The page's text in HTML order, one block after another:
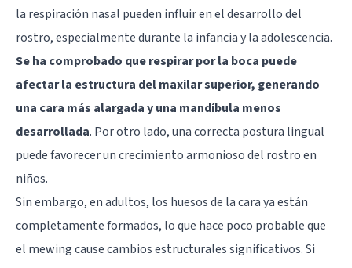
la respiración nasal pueden influir en el desarrollo del
rostro, especialmente durante la infancia y la adolescencia.
Se ha comprobado que respirar por la boca puede
afectar la estructura del maxilar superior, generando
una cara más alargada y una mandíbula menos
desarrollada. Por otro lado, una correcta postura lingual
puede favorecer un crecimiento armonioso del rostro en
niños.
Sin embargo, en adultos, los huesos de la cara ya están
completamente formados, lo que hace poco probable que
el mewing cause cambios estructurales significativos. Si